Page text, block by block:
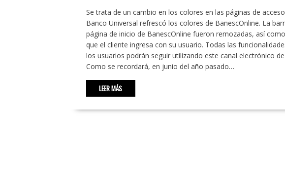
Se trata de un cambio en los colores en las páginas de
Banco Universal refrescó los colores de BanescOnline. La
página de inicio de BanescOnline fueron remozadas, así
que el cliente ingresa con su usuario. Todas las
los usuarios podrán seguir utilizando este canal electrónico
Como se recordará, en junio del año pasado…
LEER MÁS